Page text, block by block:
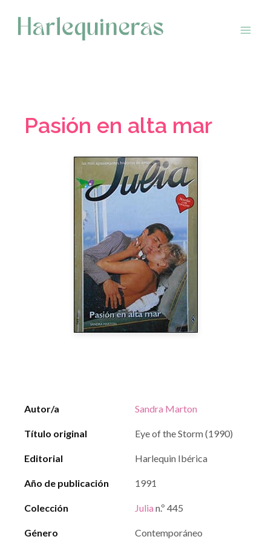
contenido
Pasión en alta mar
Autor/a Sandra Marton
Título original Eye of the Storm (1990)
Editorial Harlequin Ibérica
Año de publicación 1991
Colección Julia n.º 445
Género Contemporáneo